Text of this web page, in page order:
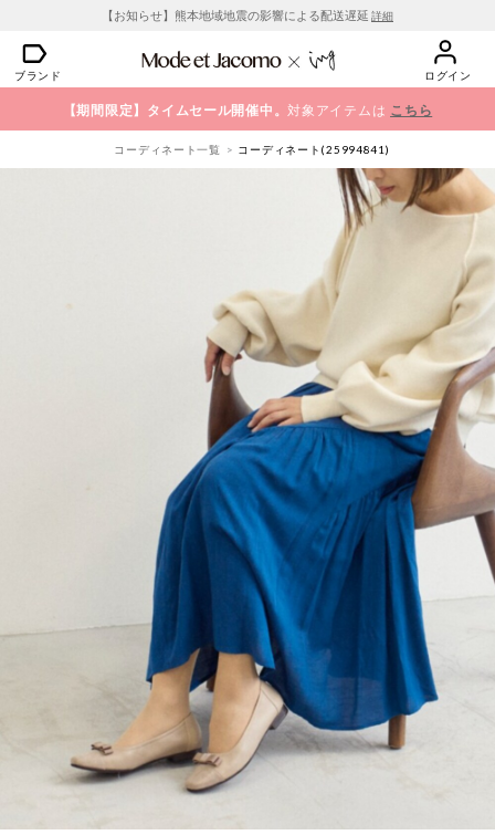
【お知らせ】熊本地域地震の影響による配送遅延 詳細
ブランド ログイン
【期間限定】タイムセール開催中。対象アイテムは こちら
コーディネート一覧 コーディネート(25994841)